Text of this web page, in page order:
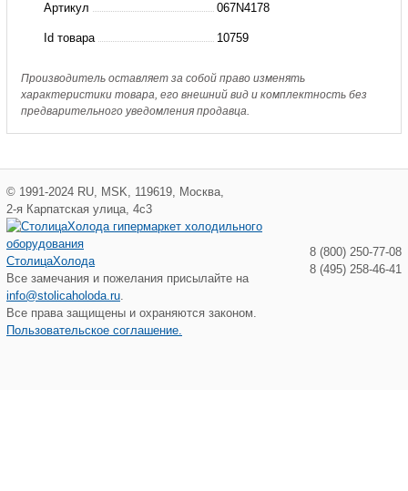
Expansion
Valve
I/12
Solder
Артикул 067N4178
Id товара 10759
Производитель оставляет за собой право изменять
характеристики товара, его внешний вид и комплектность без
предварительного уведомления продавца.
© 1991-2024 RU MSK 119619 Москва
2-я Карпатская улица, 4с3
СтолицаХолода
Все замечания и пожелания присылайте на
info@stolicaholoda.ru
Все права защищены и охраняются законом.
Пользовательское соглашение.
8 (800) 250-77-08
8 (495) 258-46-41